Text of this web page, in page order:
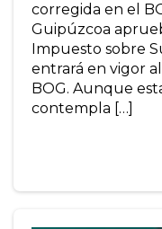
corregida en el
Guipúzcoa
Impuesto sobre
entrará en vigor
BOG. Aunque
contempla […]